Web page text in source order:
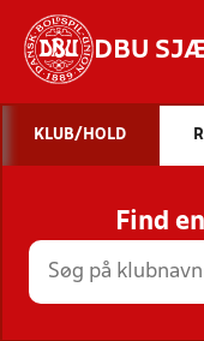
DBU
STILLINGER,
KLUB/HOLD
Find